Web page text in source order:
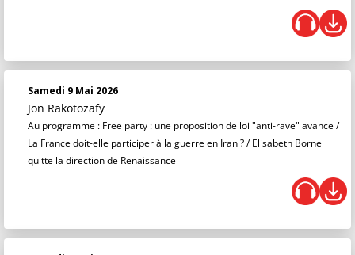
Samedi 9 Mai 2026
Jon Rakotozafy
Au programme : Free party : une proposition de loi "anti-rave" avance /
La France doit-elle participer à la guerre en Iran ? / Elisabeth Borne
quitte la direction de Renaissance